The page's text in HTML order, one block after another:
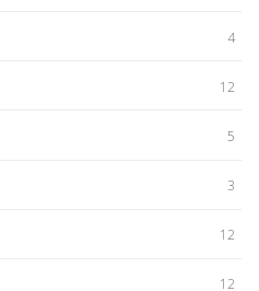
4
12
5
3
12
12